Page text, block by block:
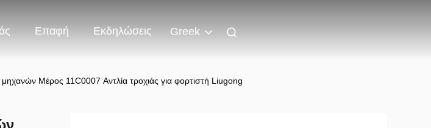
Επαφή Εκδηλώσεις Greek
Μέρος 11C0007 Αντλία τροχιάς για φορτιστή Liugong